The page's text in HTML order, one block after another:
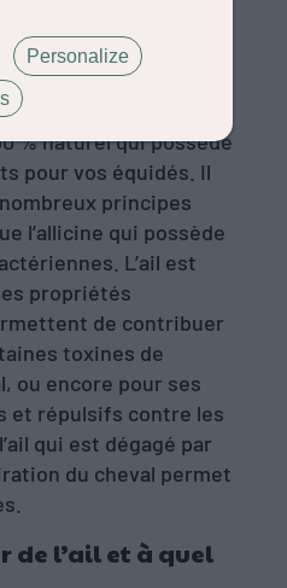
de
% naturel qui possède
pour vos équidés. Il
principes
l’allicine qui possède
L’ail est
propriétés
de contribuer
toxines de
ou encore pour ses
et répulsifs contre les
qui est dégagé par
du cheval permet
de l’ail et à quel
Personalize